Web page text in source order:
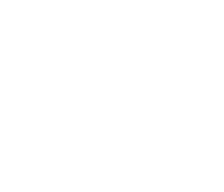
1.18-20)
antes da fun